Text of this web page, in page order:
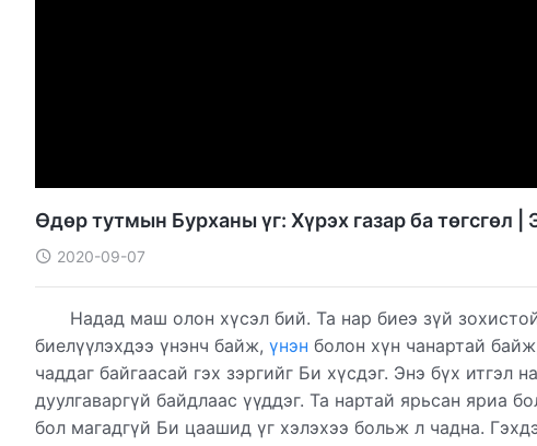
Өдөр тутмын Бурханы үг: Хүрэх газар ба төгсгөл |
2020-09-07
Надад маш олон хүсэл бий. Та нар биеэ зүй
биелүүлэхдээ үнэнч байж, үнэн болон хүн чанартай
чаддаг байгаасай гэх зэргийг Би хүсдэг. Энэ бүх итгэл
дуулгаваргүй байдлаас үүддэг. Та нартай ярьсан яриа
бол магадгүй Би цаашид үг хэлэхээ больж л чадна.